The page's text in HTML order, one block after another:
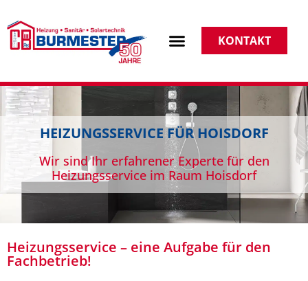
KONTAKT
HEIZUNGSSERVICE FÜR HOISDORF
Wir sind Ihr erfahrener Experte für den
Heizungsservice im Raum Hoisdorf
Heizungsservice – eine Aufgabe für den
Fachbetrieb!